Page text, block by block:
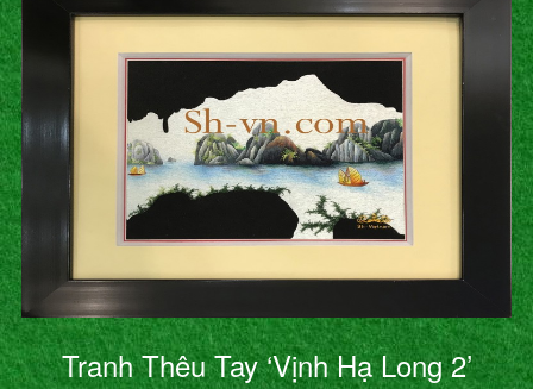
Tranh Thêu Tay ‘Vịnh Hạ Long 2’